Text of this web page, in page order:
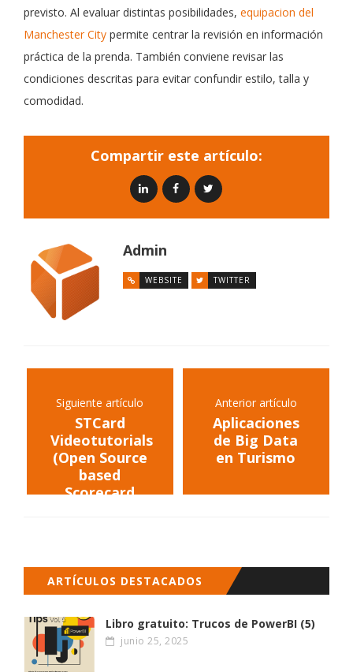
previsto. Al evaluar distintas posibilidades, equipacion del
Manchester City permite centrar la revisión en información
práctica de la prenda. También conviene revisar las
condiciones descritas para evitar confundir estilo, talla y
comodidad.
Compartir este artículo:
Admin
WEBSITE TWITTER
Siguiente artículo
STCard
Videotutorials
(Open Source
based
Scorecard
Anterior artículo
Aplicaciones
de Big Data
en Turismo
ARTÍCULOS DESTACADOS
Libro gratuito: Trucos de PowerBI (5)
junio 25, 2025